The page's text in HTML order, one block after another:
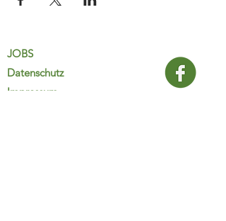
JOBS
Datenschutz
Impressum